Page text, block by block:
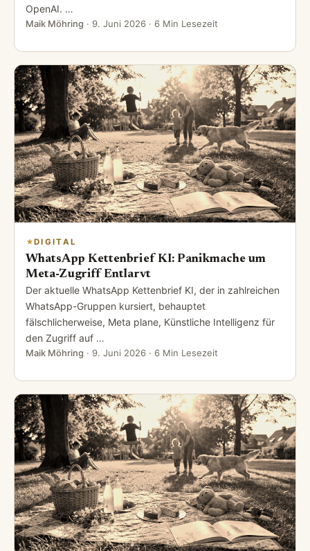
OpenAI. …
Maik Möhring · 9. Juni 2026 · 6 Min Lesezeit
DIGITAL
WhatsApp Kettenbrief KI: Panikmache um
Meta-Zugriff Entlarvt
Der aktuelle WhatsApp Kettenbrief KI, der in zahlreichen
WhatsApp-Gruppen kursiert, behauptet
fälschlicherweise, Meta plane, Künstliche Intelligenz für
den Zugriff auf …
Maik Möhring · 9. Juni 2026 · 6 Min Lesezeit